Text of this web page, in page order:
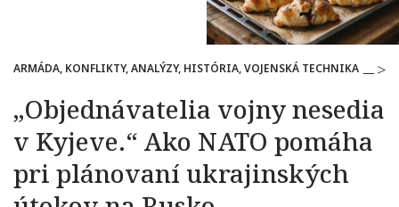
ARMÁDA, KONFLIKTY, ANALÝZY, HISTÓRIA, VOJENSKÁ TECHNIKA